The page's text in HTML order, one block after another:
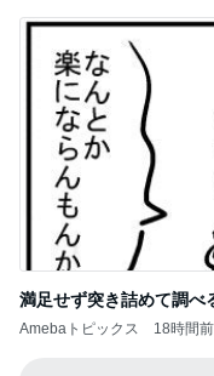
満足せず突き詰めて調べ
Amebaトピックス 18時間前